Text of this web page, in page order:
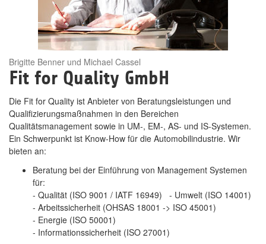
Brigitte Benner und Michael Cassel
Fit for Quality GmbH
Die Fit for Quality ist Anbieter von Beratungsleistungen und
Qualifizierungsmaßnahmen in den Bereichen
Qualitätsmanagement sowie in UM-, EM-, AS- und IS-Systemen.
Ein Schwerpunkt ist Know-How für die Automobilindustrie. Wir
bieten an:
Beratung bei der Einführung von Management Systemen
für:
- Qualität (ISO 9001 / IATF 16949) - Umwelt (ISO 14001)
- Arbeitssicherheit (OHSAS 18001 -> ISO 45001)
- Energie (ISO 50001)
- Informationssicherheit (ISO 27001)